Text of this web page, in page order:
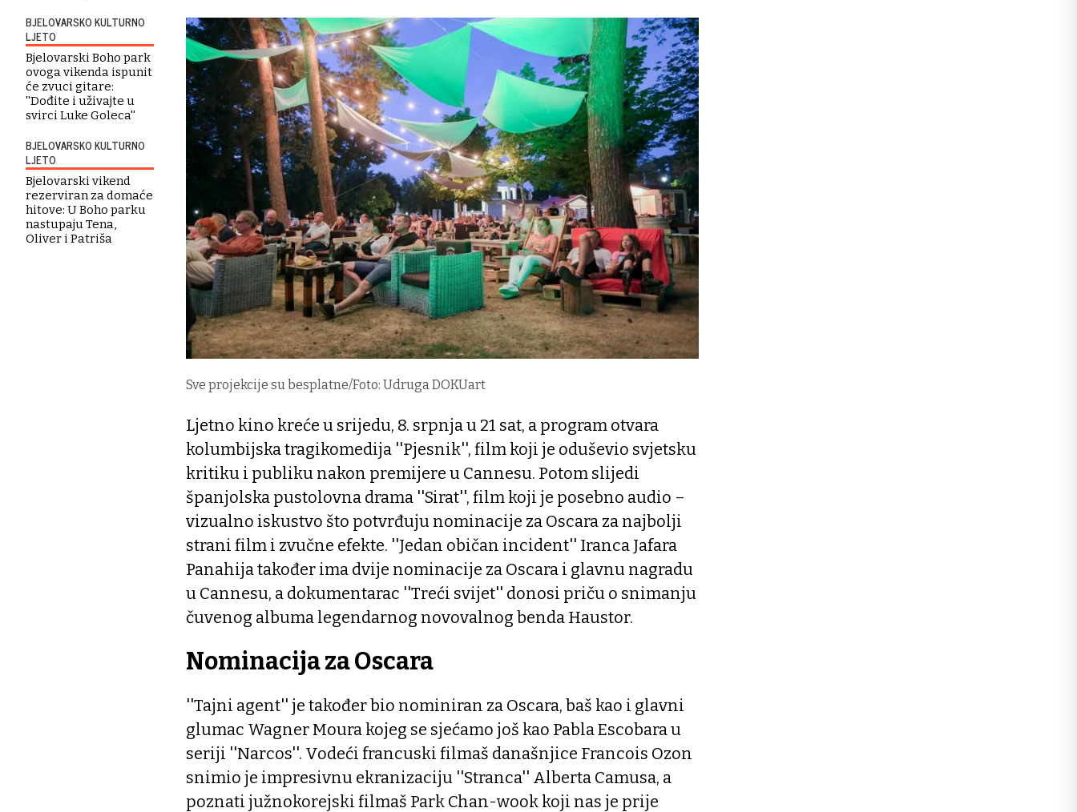
BJELOVARSKO KULTURNO
LJETO
Bjelovarski Boho park
ovoga vikenda ispunit
će zvuci gitare:
''Dođite i uživajte u
svirci Luke Goleca''
BJELOVARSKO KULTURNO
LJETO
Bjelovarski vikend
rezerviran za domaće
hitove: U Boho parku
nastupaju Tena,
Oliver i Patriša
Sve projekcije su besplatne/Foto: Udruga DOKUart
Ljetno kino kreće u srijedu, 8. srpnja u 21 sat, a program otvara
kolumbijska tragikomedija ''Pjesnik'', film koji je oduševio svjetsku
kritiku i publiku nakon premijere u Cannesu. Potom slijedi
španjolska pustolovna drama ''Sirat'', film koji je posebno audio –
vizualno iskustvo što potvrđuju nominacije za Oscara za najbolji
strani film i zvučne efekte. ''Jedan običan incident'' Iranca Jafara
Panahija također ima dvije nominacije za Oscara i glavnu nagradu
u Cannesu, a dokumentarac ''Treći svijet'' donosi priču o snimanju
čuvenog albuma legendarnog novovalnog benda Haustor.
Nominacija za Oscara
''Tajni agent'' je također bio nominiran za Oscara, baš kao i glavni
glumac Wagner Moura kojeg se sjećamo još kao Pabla Escobara u
seriji ''Narcos''. Vodeći francuski filmaš današnjice Francois Ozon
snimio je impresivnu ekranizaciju ''Stranca'' Alberta Camusa, a
poznati južnokorejski filmaš Park Chan-wook koji nas je prije